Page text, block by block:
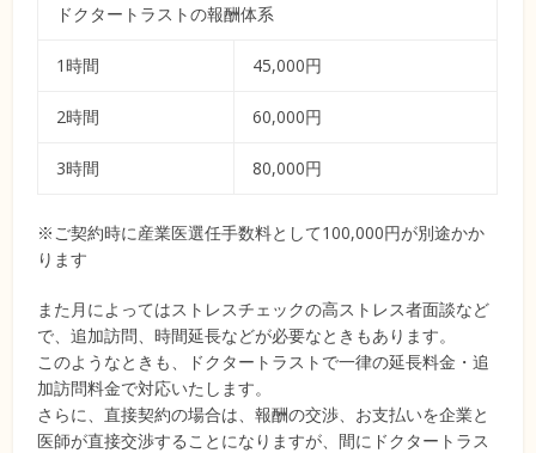
ドクタートラストの報酬体系
1時間 45,000円
2時間 60,000円
3時間 80,000円
※ご契約時に産業医選任手数料として100,000円が別途かか
ります
また月によってはストレスチェックの高ストレス者面談など
で、追加訪問、時間延長などが必要なときもあります。
このようなときも、ドクタートラストで一律の延長料金・追
加訪問料金で対応いたします。
さらに、直接契約の場合は、報酬の交渉、お支払いを企業と
医師が直接交渉することになりますが、間にドクタートラス